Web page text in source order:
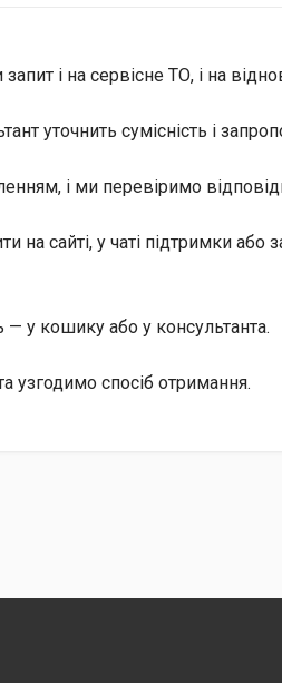
і на сервісне ТО, і на
уточнить сумісність і
і ми перевіримо
на сайті, у чаті підтримки або
— у кошику або у консультанта.
узгодимо спосіб отримання.